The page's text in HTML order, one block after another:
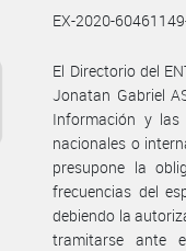
EX-2020-
El Directorio del
Jonatan Gabriel
Información y las
nacionales o
presupone la
frecuencias del
debiendo la
tramitarse ante